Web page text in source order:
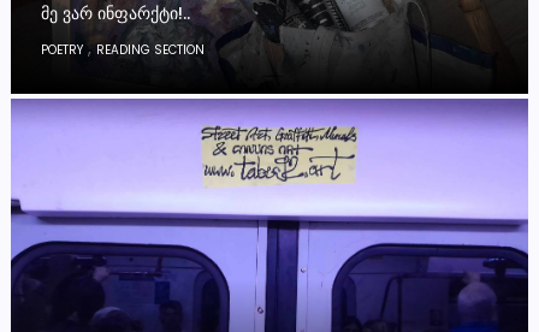
ᲛᲔ ᲕᲐᲠ ᲘᲜᲤᲐᲠᲥᲢᲘ!..
POETRY ,READING SECTION